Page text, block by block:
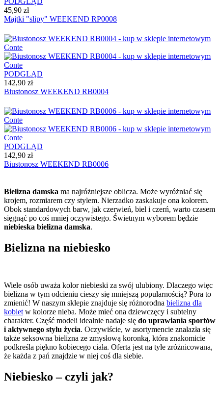
45,90 zł
Majtki "slipy" WEEKEND RP0008
PODGLĄD
142,90 zł
Biustonosz WEEKEND RB0004
PODGLĄD
142,90 zł
Biustonosz WEEKEND RB0006
Bielizna damska ma najróżniejsze oblicza. Może wyróżniać się
krojem, rozmiarem czy stylem. Nierzadko zaskakuje ona kolorem.
Obok standardowych barw, jak czerwień, biel i czerń, warto czasem
sięgnąć po coś mniej oczywistego. Świetnym wyborem będzie
niebieska bielizna damska.
Bielizna na niebiesko
Wiele osób uważa kolor niebieski za swój ulubiony. Dlaczego więc
bielizna w tym odcieniu cieszy się mniejszą popularnością? Pora to
zmienić! W naszym sklepie znajduje się różnorodna bielizna dla
kobiet w kolorze nieba. Może mieć ona dziewczęcy i subtelny
charakter. Część modeli idealnie nadaje się do uprawiania sportów
i aktywnego stylu życia. Oczywiście, w asortymencie znalazła się
także seksowna bielizna ze zmysłową koronką, która znakomicie
podkreśla piękno kobiecego ciała. Oferta jest na tyle zróżnicowana,
że każda z pań znajdzie w niej coś dla siebie.
Niebiesko – czyli jak?